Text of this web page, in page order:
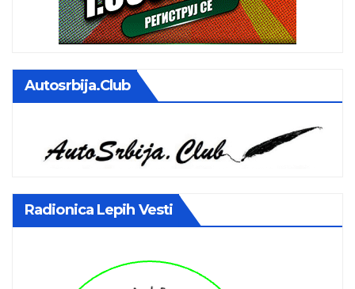
Autosrbija.club
Radionica Lepih Vesti